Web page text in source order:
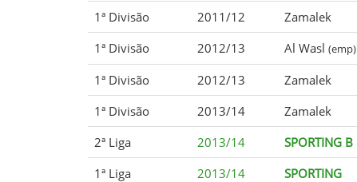
1ª Divisão
2011/12 Zamalek
1ª Divisão
2012/13 Al Wasl (emp)
1ª Divisão
2012/13 Zamalek
1ª Divisão
2013/14 Zamalek
2ª Liga
2013/14 SPORTING B
1ª Liga
2013/14 SPORTING